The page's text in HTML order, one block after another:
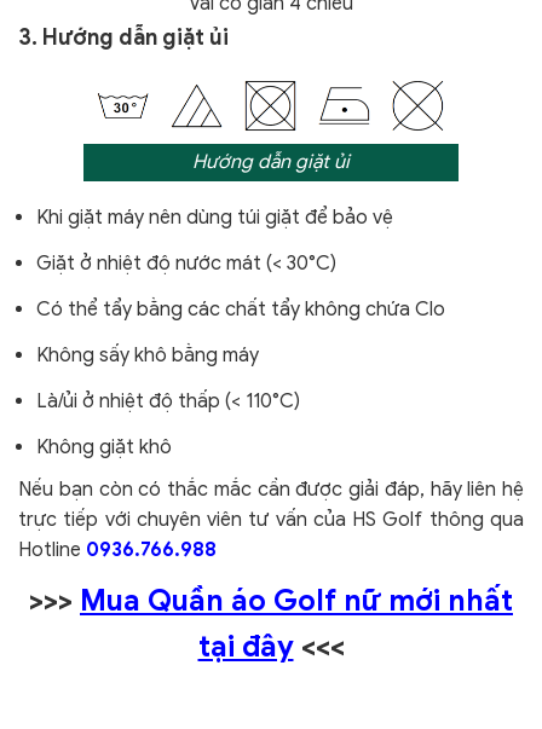
3. Hướng dẫn giặt ủi
Hướng dẫn giặt ủi
Khi giặt máy nên dùng túi giặt để bảo vệ
Giặt ở nhiệt độ nước mát (< 30°C)
Có thể tẩy bằng các chất tẩy không chứa Clo
Không sấy khô bằng máy
Là/ủi ở nhiệt độ thấp (< 110°C)
Không giặt khô
Nếu bạn còn có thắc mắc cần được giải đáp, hãy liên hệ
trực tiếp với chuyên viên tư vấn của HS Golf thông qua
Hotline 0936.766.988
>>> Mua Quần áo Golf nữ mới nhất
tại đây<<<